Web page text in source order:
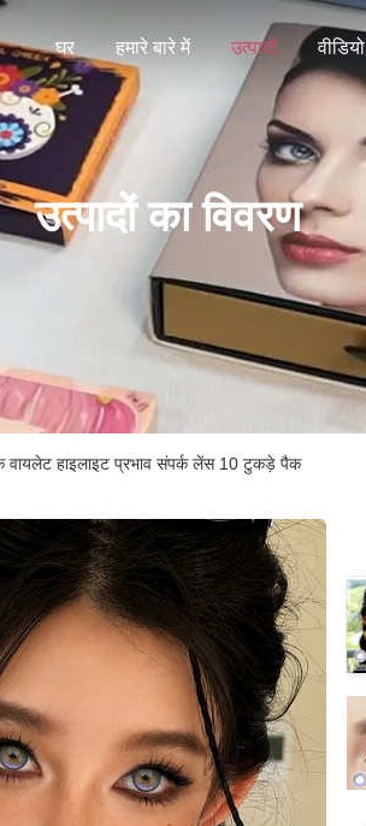
घर हमारे बारे में उत्पादों वीडियो
उत्पादों का विवरण
हाइलाइट प्रभाव संपर्क लेंस 10 टुकड़े पैक